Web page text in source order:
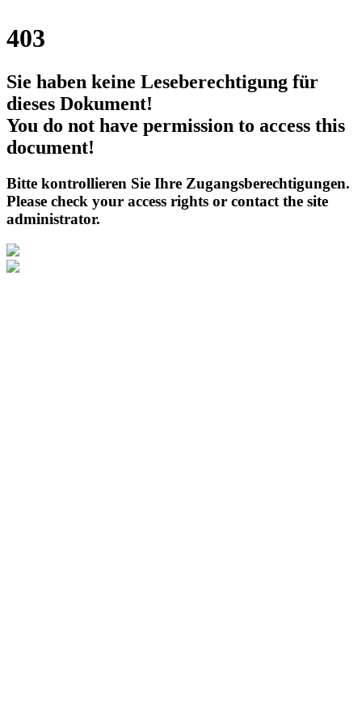
403
Sie haben keine Leseberechtigung für
dieses Dokument!
You do not have permission to access this
document!
Bitte kontrollieren Sie Ihre Zugangsberechtigungen.
Please check your access rights or contact the site
administrator.